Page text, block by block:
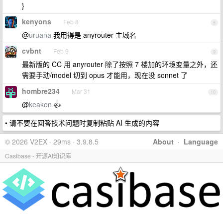
}
8
kenyons Feb 8
@uruana 我用得是 anyrouter 主域名
9
cvbnt Feb 9
最新版的 CC 用 anyrouter 除了按照 7 楼加的环境变量之外，还
需要手动/model 切到 opus 才能用，现在没 sonnet 了
10
hombre234 Mar 31
@keakon 👍
• 请不要在回答技术问题时复制粘贴 AI 生成的内容
About · Language
© 2026 V2EX · 29ms · 3.9.8.5
Casibase - 开源AI知识库